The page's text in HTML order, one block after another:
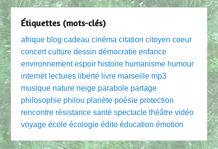
Étiquettes (mots-clés)
afrique blog cadeau cinéma citation citoyen coeur
concert culture dessin démocratie enfance
environnement espoir histoire humanisme humour
internet lectures liberté livre marseille mp3
musique nature neige parabole partage
philosophie philou planète poésie protection
rencontre résistance santé spectacle théâtre vidéo
voyage école écologie édito éducation émotion